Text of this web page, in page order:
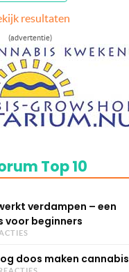
resultaten
(advertentie)
Top 10
verdampen – een
voor beginners
doos maken cannabis